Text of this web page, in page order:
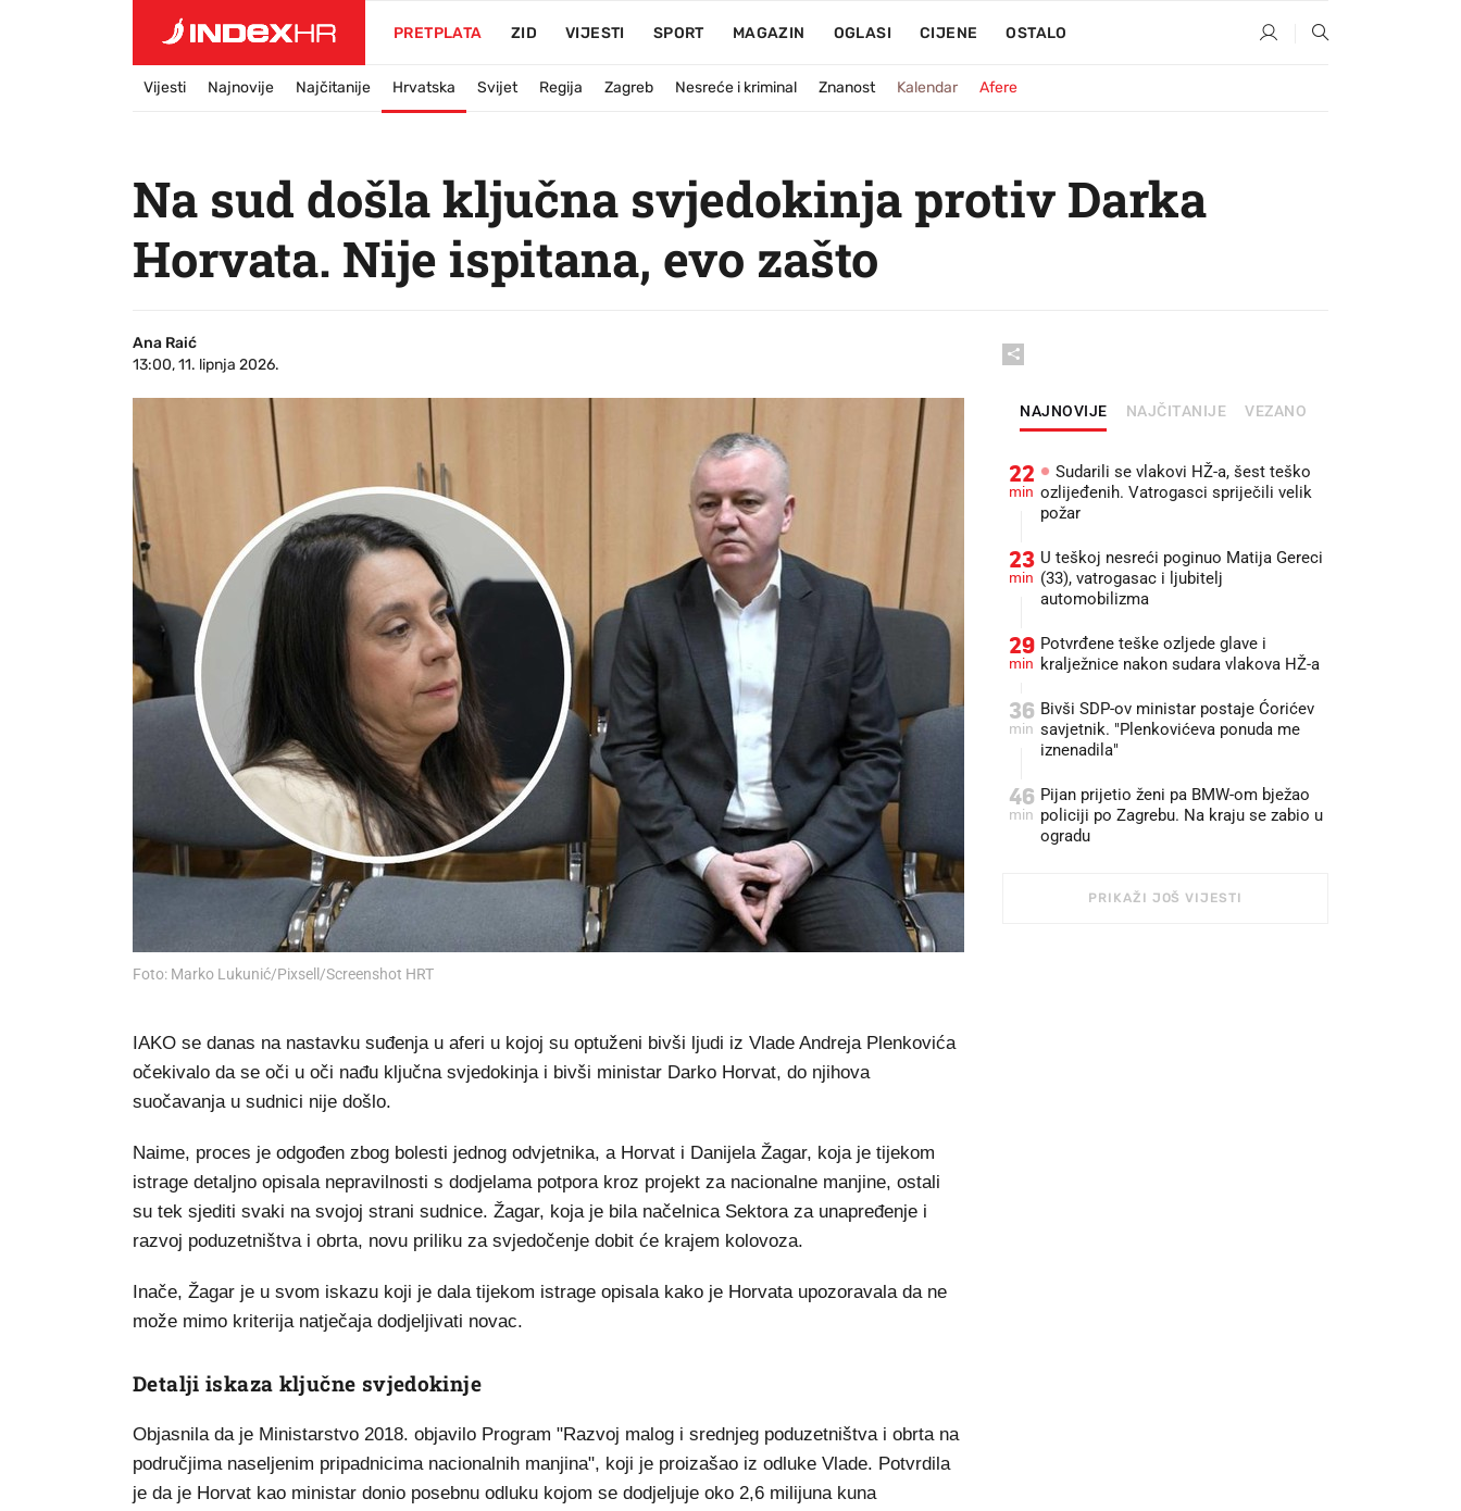
PRETPLATA ZID VIJESTI SPORT MAGAZIN OGLASI CIJENE OSTALO
Vijesti Najnovije Najčitanije Hrvatska Svijet Regija Zagreb Nesreće i kriminal Znanost Kalendar Afere
Na sud došla ključna svjedokinja protiv Darka
Horvata. Nije ispitana, evo zašto
Ana Raić
13:00, 11. lipnja 2026.
Foto: Marko Lukunić/Pixsell/Screenshot HRT
IAKO se danas na nastavku suđenja u aferi u kojoj su optuženi bivši ljudi iz Vlade Andreja Plenkovića
očekivalo da se oči u oči nađu ključna svjedokinja i bivši ministar Darko Horvat, do njihova
suočavanja u sudnici nije došlo.
Naime, proces je odgođen zbog bolesti jednog odvjetnika, a Horvat i Danijela Žagar, koja je tijekom
istrage detaljno opisala nepravilnosti s dodjelama potpora kroz projekt za nacionalne manjine, ostali
su tek sjediti svaki na svojoj strani sudnice. Žagar, koja je bila načelnica Sektora za unapređenje i
razvoj poduzetništva i obrta, novu priliku za svjedočenje dobit će krajem kolovoza.
Inače, Žagar je u svom iskazu koji je dala tijekom istrage opisala kako je Horvata upozoravala da ne
može mimo kriterija natječaja dodjeljivati novac.
Detalji iskaza ključne svjedokinje
Objasnila da je Ministarstvo 2018. objavilo Program "Razvoj malog i srednjeg poduzetništva i obrta na
područjima naseljenim pripadnicima nacionalnih manjina", koji je proizašao iz odluke Vlade. Potvrdila
je da je Horvat kao ministar donio posebnu odluku kojom se dodjeljuje oko 2,6 milijuna kuna
NAJNOVIJE NAJČITANIJE VEZANO
22
min
Sudarili se vlakovi HŽ-a, šest teško
ozlijeđenih. Vatrogasci spriječili velik
požar
23
min
U teškoj nesreći poginuo Matija Gereci
(33), vatrogasac i ljubitelj
automobilizma
29
min
Potvrđene teške ozljede glave i
kralježnice nakon sudara vlakova HŽ-a
36
min
Bivši SDP-ov ministar postaje Ćorićev
savjetnik. "Plenkovićeva ponuda me
iznenadila"
46
min
Pijan prijetio ženi pa BMW-om bježao
policiji po Zagrebu. Na kraju se zabio u
ogradu
PRIKAŽI JOŠ VIJESTI